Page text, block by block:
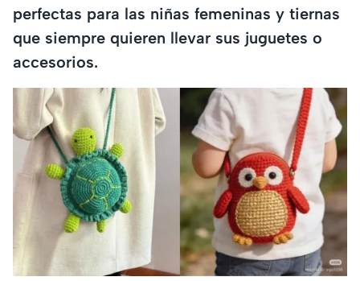
perfectas para las niñas femeninas y tiernas
que siempre quieren llevar sus juguetes o
accesorios.